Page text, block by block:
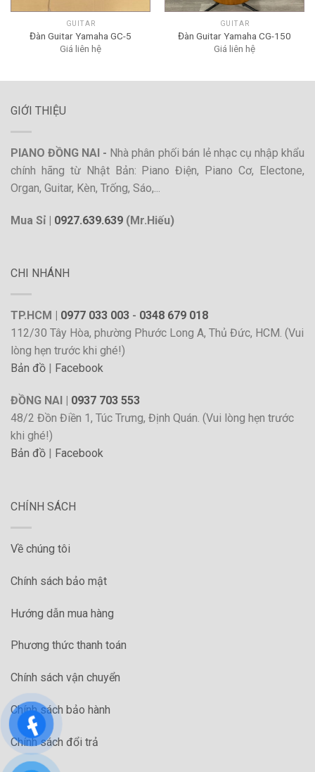
GUITAR
Đàn Guitar Yamaha GC-5
Giá liên hệ
GUITAR
Đàn Guitar Yamaha CG-150
Giá liên hệ
GIỚI THIỆU
PIANO ĐỒNG NAI - Nhà phân phối bán lẻ nhạc cụ nhập khẩu
chính hãng từ Nhật Bản: Piano Điện, Piano Cơ, Electone,
Organ, Guitar, Kèn, Trống, Sáo,...
Mua Sỉ | 0927.639.639 (Mr.Hiếu)
CHI NHÁNH
TP.HCM | 0977 033 003 - 0348 679 018
112/30 Tây Hòa, phường Phước Long A, Thủ Đức, HCM. (Vui
lòng hẹn trước khi ghé!)
Bản đồ
Facebook
ĐỒNG NAI | 0937 703 553
48/2 Đồn Điền 1, Túc Trưng, Định Quán. (Vui lòng hẹn trước
khi ghé!)
Bản đồ
Facebook
CHÍNH SÁCH
Về chúng tôi
Chính sách bảo mật
Hướng dẫn mua hàng
Phương thức thanh toán
Chính sách vận chuyển
Chính sách bảo hành
Chính sách đổi trả